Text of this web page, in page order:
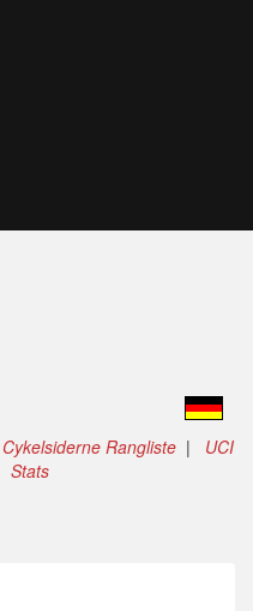
Cykelsiderne Rangliste | UCI
Stats